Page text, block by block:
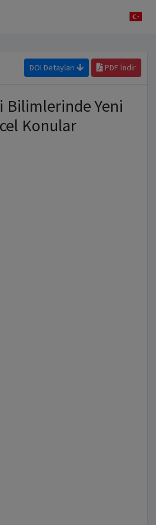
DOI Detayları PDF İndir
Bilimlerinde Yeni
Konular